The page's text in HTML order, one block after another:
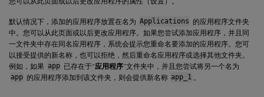
默认情况下，添加的应用程序放置在名为 Applications 的应用程序文件夹
中。您可以从此页面或以后更改应用程序。如果您尝试添加应用程序，并且同
一文件夹中存在同名应用程序，系统会提示您重命名要添加的应用程序。您可
以接受提供的新名称，也可以拒绝，然后重命名应用程序或选择其他文件夹。
例如，如果 app 已存在于“应用程序”文件夹中，并且您尝试将另一个名为
app 的应用程序添加到该文件夹，则会提供新名称 app_1 。